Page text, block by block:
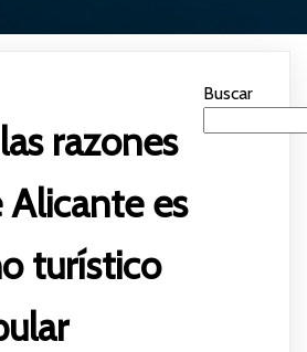
razones
Alicante es
turístico
Buscar